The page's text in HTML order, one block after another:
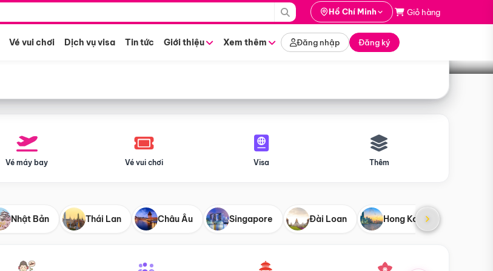
Hồ Chí Minh Giỏ hàng
Vé vui chơi Dịch vụ visa Tin tức Giới thiệu Xem thêm Đăng nhập Đăng ký
Tìm tour
Vé máy bay Vé vui chơi Visa Thêm
Nhật Bản Thái Lan Châu Âu Singapore Đài Loan Hong Kong